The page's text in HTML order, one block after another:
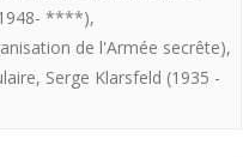
****),
de l'Armée secrête),
, Serge Klarsfeld (1935 -